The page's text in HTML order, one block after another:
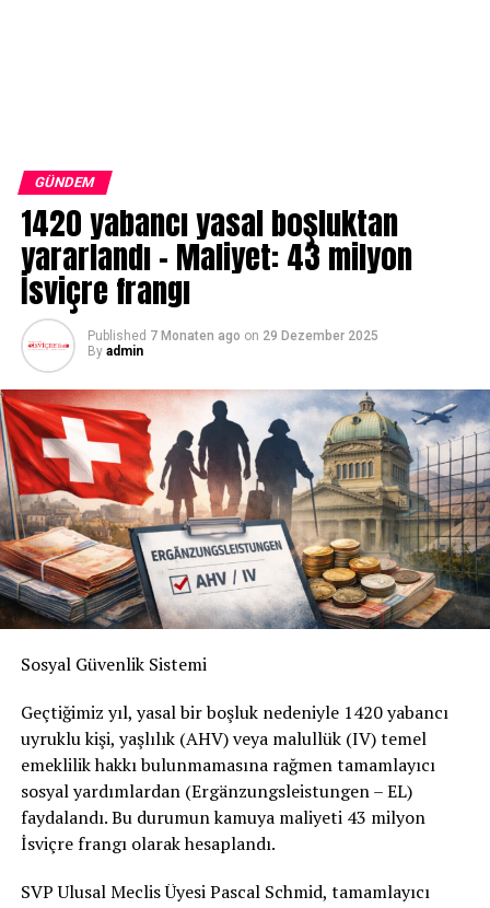
GÜNDEM
1420 yabancı yasal boşluktan
yararlandı – Maliyet: 43 milyon
İsviçre frangı
Published 7 Monaten ago on 29 Dezember 2025
By admin
Sosyal Güvenlik Sistemi
Geçtiğimiz yıl, yasal bir boşluk nedeniyle 1420 yabancı
uyruklu kişi, yaşlılık (AHV) veya malullük (IV) temel
emeklilik hakkı bulunmamasına rağmen tamamlayıcı
sosyal yardımlardan (Ergänzungsleistungen – EL)
faydalandı. Bu durumun kamuya maliyeti 43 milyon
İsviçre frangı olarak hesaplandı.
SVP Ulusal Meclis Üyesi Pascal Schmid, tamamlayıcı